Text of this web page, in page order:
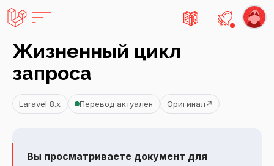
Есть не
Жизненный цикл
запроса
Laravel 8.x Перевод актуален Оригинал ↗
Вы просматриваете документ для